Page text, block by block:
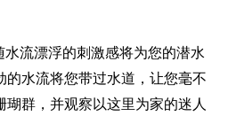
水流漂浮的刺激感将为您的潜水
的水流将您带过水道，让您毫不
瑚群，并观察以这里为家的迷人